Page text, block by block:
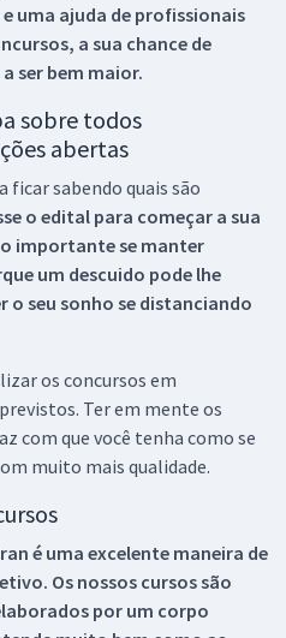
uma ajuda de profissionais
a sua chance de
ser bem maior.
sobre todos
abertas
ficar sabendo quais são
o edital para começar a sua
importante se manter
um descuido pode lhe
o seu sonho se distanciando
os concursos em
Ter em mente os
com que você tenha como se
muito mais qualidade.
é uma excelente maneira de
Os nossos cursos são
por um corpo